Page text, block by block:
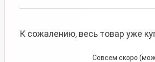
К сожалению, весь товар уже
Совсем скоро